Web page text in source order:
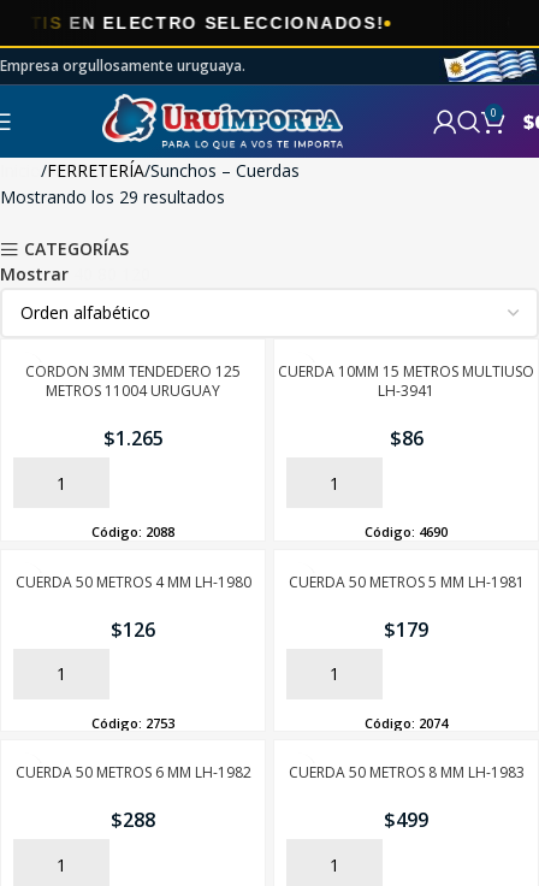
ELECTRO SELECCIONADOS!
Empresa orgullosamente uruguaya.
0 $
FERRETERÍA Sunchos – Cuerdas
Mostrando los 29 resultados
CATEGORÍAS
Mostrar
CORDON 3MM TENDEDERO 125
METROS 11004 URUGUAY
$1.265
AÑADIR
Código: 2088
CUERDA 10MM 15 METROS MULTIUSO
LH-3941
$86
AÑADIR
Código: 4690
CUERDA 50 METROS 4 MM LH-1980
$126
AÑADIR
Código: 2753
CUERDA 50 METROS 5 MM LH-1981
$179
AÑADIR
Código: 2074
CUERDA 50 METROS 6 MM LH-1982
$288
AÑADIR
CUERDA 50 METROS 8 MM LH-1983
$499
AÑADIR